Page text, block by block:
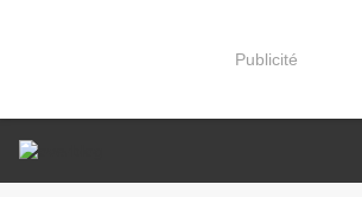
Publicité